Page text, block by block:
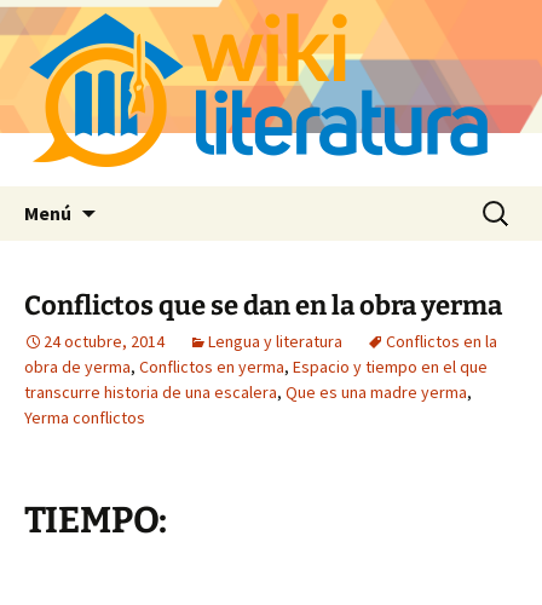
Menú Buscar:
Conflictos que se dan en la obra yerma
24 octubre, 2014 Lengua y literatura
Conflictos en la
obra de yerma, Conflictos en yerma, Espacio y tiempo en el que
transcurre historia de una escalera, Que es una madre yerma,
Yerma conflictos
TIEMPO: